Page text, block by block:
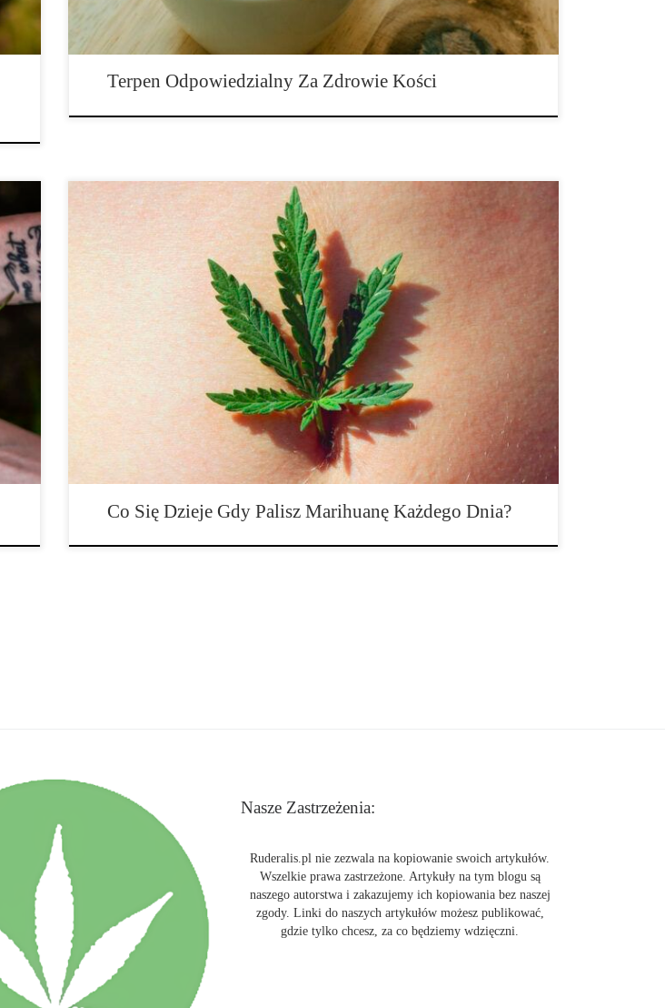
Terpen Odpowiedzialny Za Zdrowie Kości
Co się dzieje w Twoim ciele, gdy palisz marihuanę każdego dnia? Marihuana to roślina,
która, jak wszyscy wiemy, może być wykorzystywana zarówno do celów medycznych,
jak i rekreacyjnych, lub do obu tych celów. I choć ta magiczna roślina może dawać
określony efekt, używanie konopi indyjskich nadal zawsze różni się w […]
Co Się Dzieje Gdy Palisz Marihuanę Każdego Dnia?
Nasze Zastrzeżenia:
Ruderalis.pl nie zezwala na kopiowanie swoich artykułów.
Wszelkie prawa zastrzeżone. Artykuły na tym blogu są
naszego autorstwa i zakazujemy ich kopiowania bez naszej
zgody. Linki do naszych artykułów możesz publikować,
gdzie tylko chcesz, za co będziemy wdzięczni.